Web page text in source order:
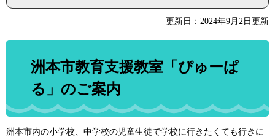
更新日：2024年9月2日更新
洲本市教育支援教室「ぴゅーぱ
る」のご案内
洲本市内の小学校、中学校の児童生徒で学校に行きたくても行きに